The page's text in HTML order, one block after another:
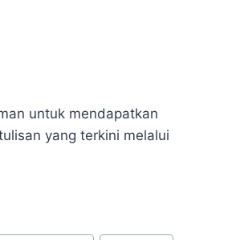
untuk mendapatkan
yang terkini melalui